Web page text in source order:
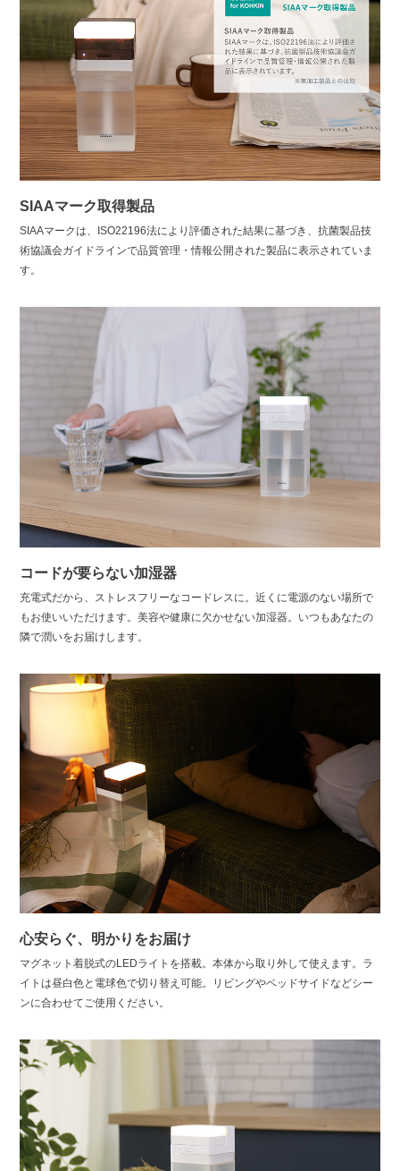
SIAAマーク取得製品
SIAAマークは、ISO22196法により評価された結果に基づき、抗菌製品技
術協議会ガイドラインで品質管理・情報公開された製品に表示されていま
す。
コードが要らない加湿器
充電式だから、ストレスフリーなコードレスに。近くに電源のない場所で
もお使いいただけます。美容や健康に欠かせない加湿器。いつもあなたの
隣で潤いをお届けします。
心安らぐ、明かりをお届け
マグネット着脱式のLEDライトを搭載。本体から取り外して使えます。ラ
イトは昼白色と電球色で切り替え可能。リビングやベッドサイドなどシー
ンに合わせてご使用ください。